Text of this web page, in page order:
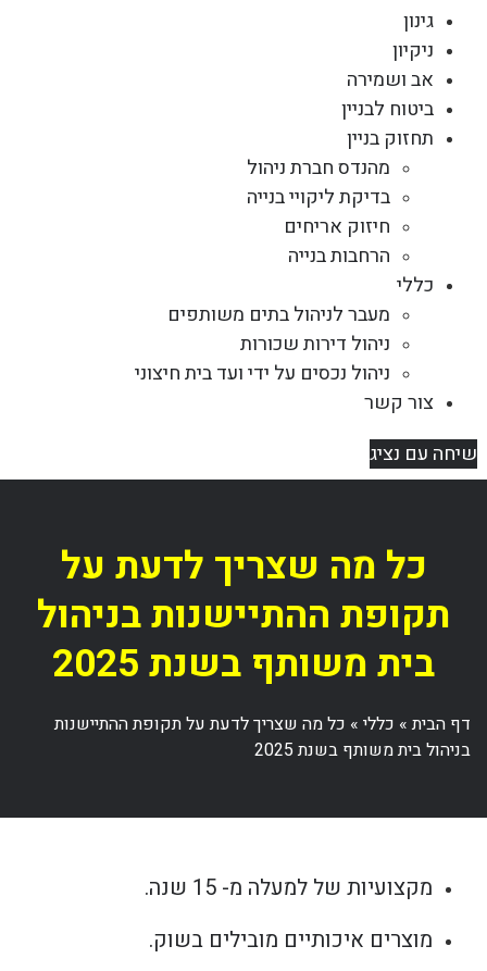
גינון
ניקיון
אב ושמירה
ביטוח לבניין
תחזוק בניין
מהנדס חברת ניהול
בדיקת ליקויי בנייה
חיזוק אריחים
הרחבות בנייה
כללי
מעבר לניהול בתים משותפים
ניהול דירות שכורות
ניהול נכסים על ידי ועד בית חיצוני
צור קשר
שיחה עם נציג
כל מה שצריך לדעת על
תקופת ההתיישנות בניהול
בית משותף בשנת 2025
דף הבית» כללי» כל מה שצריך לדעת על תקופת ההתיישנות
בניהול בית משותף בשנת 2025
מקצועיות של למעלה מ- 15 שנה.
מוצרים איכותיים מובילים בשוק.